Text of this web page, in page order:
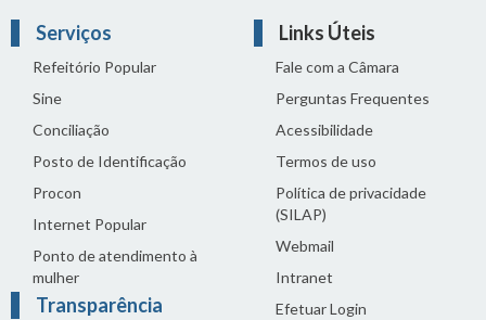
Serviços
Refeitório Popular
Sine
Conciliação
Posto de Identificação
Procon
Internet Popular
Ponto de atendimento à
mulher
Transparência
Links Úteis
Fale com a Câmara
Perguntas Frequentes
Acessibilidade
Termos de uso
Política de privacidade
(SILAP)
Webmail
Intranet
Efetuar Login